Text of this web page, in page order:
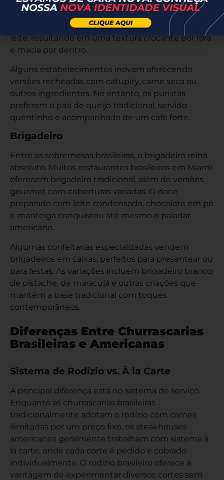
padaria ou restaurante brasileiro oferece esta
iguaria. O autêntico pão de queijo mineiro é
preparado com polvilho, queijo meia cura, ovos e
leite, resultando em uma textura crocante por fora
e macia por dentro.
Alguns estabelecimentos inovam oferecendo
versões recheadas com catupiry, carne seca ou
outros ingredientes. No entanto, os puristas
preferem o pão de queijo tradicional, servido
quentinho e acompanhado de um café forte.
Brigadeiro
Entre as sobremesas brasileiras, o brigadeiro reina
absoluto. Muitos restaurantes brasileiros em Miami
oferecem brigadeiro tradicional, além de versões
gourmet com coberturas variadas. O doce
preparado com leite condensado, chocolate em pó
e manteiga conquistou até mesmo o paladar
americano.
Algumas confeitarias especializadas vendem
brigadeiros em caixas, perfeitos para presentear ou
para festas. As variações incluem brigadeiro branco,
de pistache, de maracujá e outras criações que
mantêm a base tradicional com toques
contemporâneos.
Diferenças Entre Churrascarias
Brasileiras e Americanas
Sistema de Rodízio vs. À la Carte
A principal diferença está no sistema de serviço.
Enquanto as churrascarias brasileiras
tradicionalmente adotam o rodízio com carnes
ilimitadas por um preço fixo, os steakhouses
americanos geralmente trabalham com sistema à
la carte, onde cada corte é pedido e cobrado
individualmente. O rodízio brasileiro oferece a
vantagem de experimentar diversos cortes sem